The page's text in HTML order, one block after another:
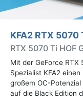
KFA2 RTX
RTX 5070 Ti HOF
Mit der GeForce
Spezialist KFA2
großem OC-
auf die Black Edition